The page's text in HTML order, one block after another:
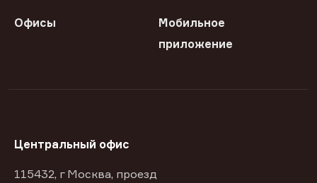
Офисы
Мобильное
приложение
Центральный офис
115432, г Москва, проезд